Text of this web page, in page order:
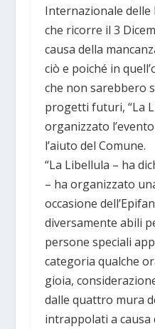
Internazionale delle
che ricorre il 3
causa della
ciò e poiché in
che non sarebbero
progetti futuri, “La
organizzato
l’aiuto del Comune.
“La Libellula – ha
– ha organizzato
occasione
diversamente abili
persone speciali
categoria qualche
gioia,
dalle quattro mura
intrappolati a causa